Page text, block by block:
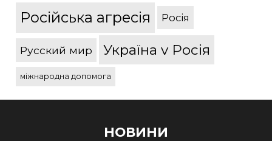
Російська агресія Росія
Русский мир Україна v Росія
міжнародна допомога
НОВИНИ